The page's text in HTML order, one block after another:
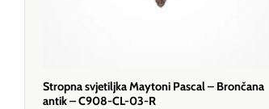
Stropna svjetiljka Maytoni Pascal – Brončana
antik – C908-CL-03-R